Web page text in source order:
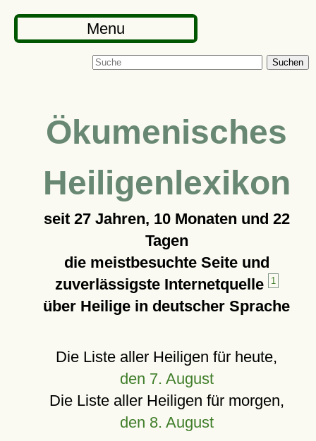
Menu
Suchen
Ökumenisches
Heiligenlexikon
seit 27 Jahren, 10 Monaten und 22
Tagen
die meistbesuchte Seite und
zuverlässigste Internetquelle
1
über Heilige in deutscher Sprache
Die Liste aller Heiligen für heute,
den 7. August
Die Liste aller Heiligen für morgen,
den 8. August